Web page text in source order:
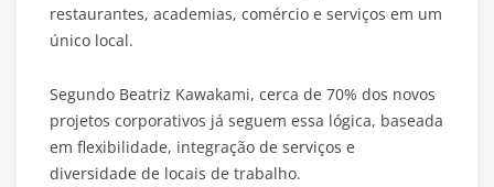
restaurantes, academias, comércio e serviços em um
único local.
Segundo Beatriz Kawakami, cerca de 70% dos novos
projetos corporativos já seguem essa lógica, baseada
em flexibilidade, integração de serviços e
diversidade de locais de trabalho.